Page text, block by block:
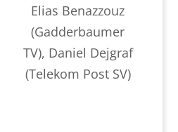
Elias Benazzouz
(Gadderbaumer
TV), Daniel Dejgraf
(Telekom Post SV)